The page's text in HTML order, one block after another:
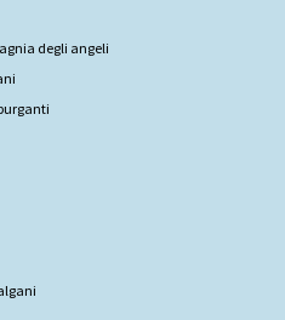
degli angeli